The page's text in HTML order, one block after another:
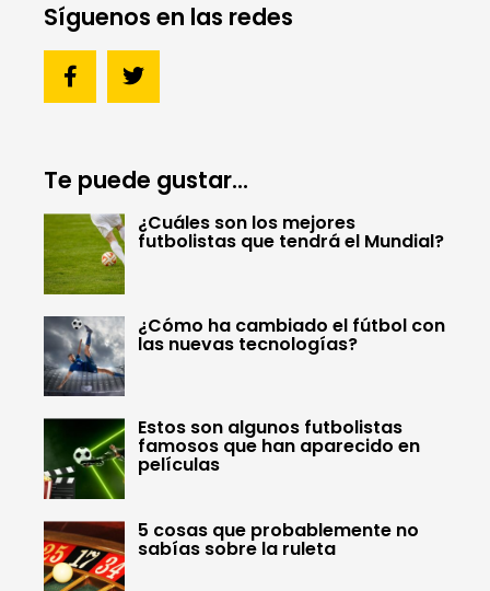
Síguenos en las redes
Te puede gustar...
¿Cuáles son los mejores
futbolistas que tendrá el Mundial?
¿Cómo ha cambiado el fútbol con
las nuevas tecnologías?
Estos son algunos futbolistas
famosos que han aparecido en
películas
5 cosas que probablemente no
sabías sobre la ruleta